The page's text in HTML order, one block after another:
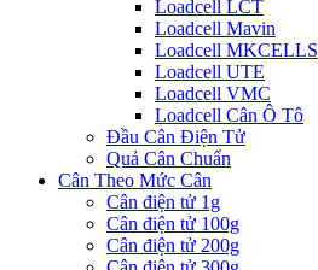
Loadcell LCT
Loadcell Mavin
Loadcell MKCELLS
Loadcell UTE
Loadcell VMC
Loadcell Cân Ô Tô
Đầu Cân Điện Tử
Quả Cân Chuẩn
Cân Theo Mức Cân
Cân điện tử 1g
Cân điện tử 100g
Cân điện tử 200g